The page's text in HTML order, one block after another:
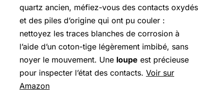
quartz ancien, méfiez-vous des contacts oxydés
et des piles d’origine qui ont pu couler :
nettoyez les traces blanches de corrosion à
l’aide d’un coton-tige légèrement imbibé, sans
noyer le mouvement. Une loupe est précieuse
pour inspecter l’état des contacts. Voir sur
Amazon